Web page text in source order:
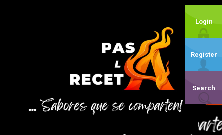
Login
Register
Search